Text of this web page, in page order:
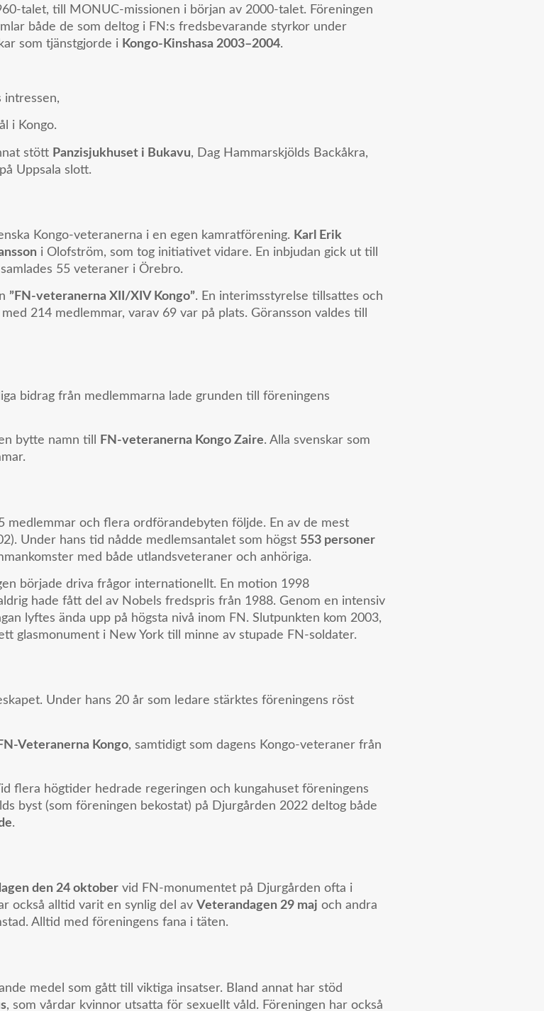
talet, till MONUC-missionen i början av 2000-talet. Föreningen
både de som deltog i FN:s fredsbevarande styrkor under
som tjänstgjorde i Kongo-Kinshasa 2003–2004.
intressen,
i Kongo.
stött Panzisjukhuset i Bukavu, Dag Hammarskjölds Backåkra,
Uppsala slott.
Kongo-veteranerna i en egen kamratförening. Karl Erik
i Olofström, som tog initiativet vidare. En inbjudan gick ut till
55 veteraner i Örebro.
”FN-veteranerna XII/XIV Kongo”. En interimsstyrelse tillsattes och
214 medlemmar, varav 69 var på plats. Göransson valdes till
bidrag från medlemmarna lade grunden till föreningens
bytte namn till FN-veteranerna Kongo Zaire. Alla svenskar som
medlemmar och flera ordförandebyten följde. En av de mest
Under hans tid nådde medlemsantalet som högst 553 personer
med både utlandsveteraner och anhöriga.
började driva frågor internationellt. En motion 1998
hade fått del av Nobels fredspris från 1988. Genom en intensiv
lyftes ända upp på högsta nivå inom FN. Slutpunkten kom 2003,
glasmonument i New York till minne av stupade FN-soldater.
Under hans 20 år som ledare stärktes föreningens röst
FN-Veteranerna Kongo, samtidigt som dagens Kongo-veteraner från
flera högtider hedrade regeringen och kungahuset föreningens
byst (som föreningen bekostat) på Djurgården 2022 deltog både
.
den 24 oktober vid FN-monumentet på Djurgården ofta i
också alltid varit en synlig del av Veterandagen 29 maj och andra
Alltid med föreningens fana i täten.
medel som gått till viktiga insatser. Bland annat har stöd
, som vårdar kvinnor utsatta för sexuellt våld. Föreningen har också